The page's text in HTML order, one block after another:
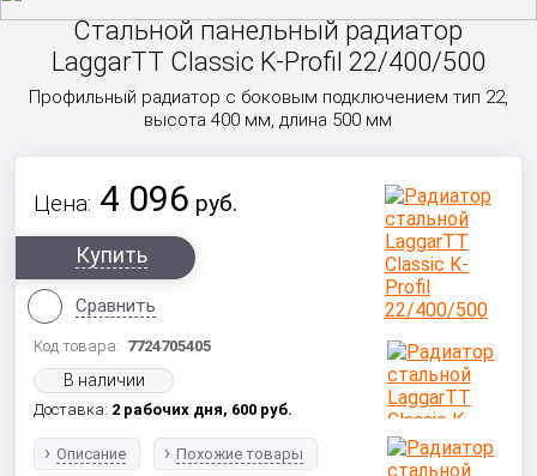
Стальной панельный радиатор
LaggarTT Classic K-Profil 22/400/500
Профильный радиатор с боковым подключением тип 22,
высота 400 мм, длина 500 мм
Цена: 4 096 руб.
Купить
Сравнить
Код товара: 7724705405
В наличии
Доставка: 2 рабочих дня, 600 руб.
Описание Похожие товары